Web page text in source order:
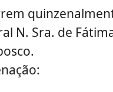
N. Sra. de